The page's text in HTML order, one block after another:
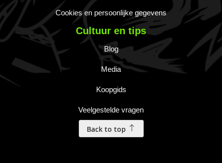
Cookies en persoonlijke gegevens
Cultuur en tips
Blog
Media
Koopgids
Veelgestelde vragen
Back to top